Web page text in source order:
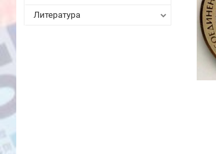
Литература